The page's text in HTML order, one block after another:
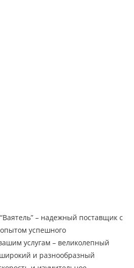
– надежный поставщик с
успешного
услугам – великолепный
и разнообразный